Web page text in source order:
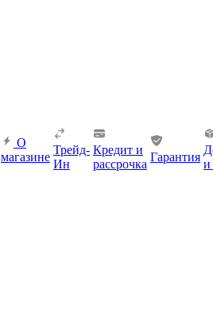
О
магазине
Трейд-
Ин
Кредит и
рассрочка
Гарантия
и